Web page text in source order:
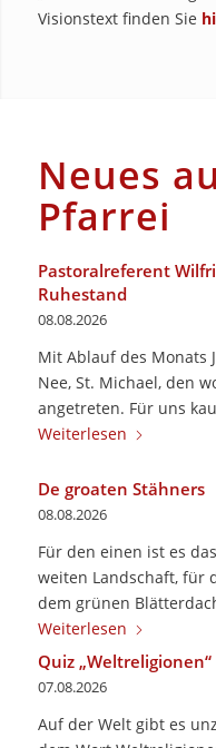
Visionstext finden Sie
Neues
Pfarrei
Pastoralreferent
Ruhestand
08.08.2026
Mit Ablauf des Monats
Nee, St. Michael, den
angetreten. Für uns
Weiterlesen
De groaten Stähners
08.08.2026
Für den einen ist es
weiten Landschaft, für
dem grünen
Weiterlesen
Quiz „Weltreligionen“
07.08.2026
Auf der Welt gibt es